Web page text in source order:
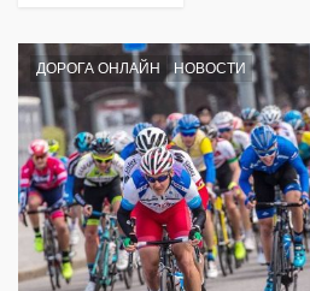
ДОРОГА ОНЛАЙН НОВОСТИ